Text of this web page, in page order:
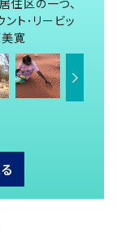
ト･リービッ
寛